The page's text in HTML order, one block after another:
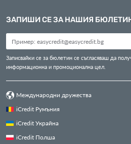
ЗАПИШИ СЕ ЗА НАШИЯ
Записвайки се за бюлетин се съгласяваш да
информационна и промоционална цел.
Международни дружества
iCredit Румъния
iCredit Украйна
iCredit Полша